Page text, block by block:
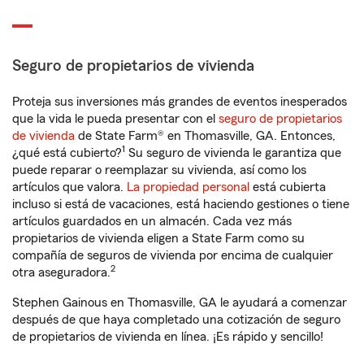
Seguro de propietarios de vivienda
Proteja sus inversiones más grandes de eventos inesperados
que la vida le pueda presentar con el seguro de propietarios
de vivienda de State Farm® en Thomasville, GA. Entonces,
¿qué está cubierto?1 Su seguro de vivienda le garantiza que
puede reparar o reemplazar su vivienda, así como los
artículos que valora. La propiedad personal está cubierta
incluso si está de vacaciones, está haciendo gestiones o tiene
artículos guardados en un almacén. Cada vez más
propietarios de vivienda eligen a State Farm como su
compañía de seguros de vivienda por encima de cualquier
otra aseguradora.2
Stephen Gainous en Thomasville, GA le ayudará a comenzar
después de que haya completado una cotización de seguro
de propietarios de vivienda en línea. ¡Es rápido y sencillo!